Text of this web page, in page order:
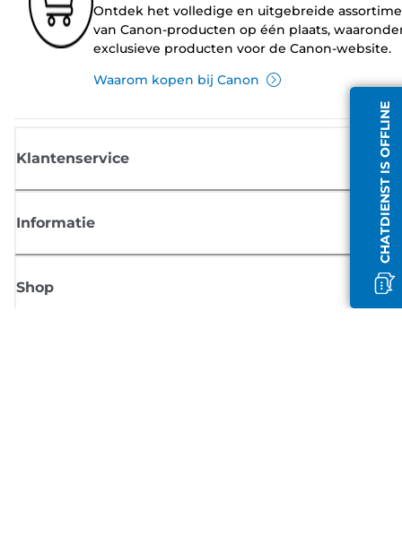
CHATDIENST IS OFFLINE
Ontdek het volledige en uitgebreide
van Canon-producten op één plaats,
exclusieve producten voor de Canon-website.
Waarom kopen bij Canon
Klantenservice
Informatie
Shop